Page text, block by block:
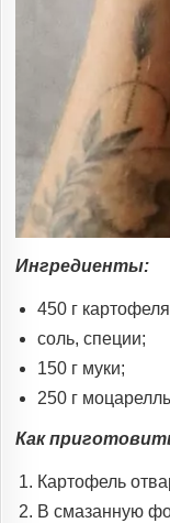
Ингредиенты:
450 г
соль, специи;
150 г муки;
250 г
Как
Картофель
В смазанную